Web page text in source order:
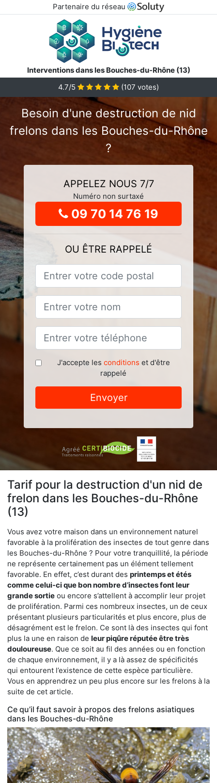
Partenaire du réseau
Interventions dans les Bouches-du-Rhône (13)
4.7/5 (107 votes)
Besoin d'une destruction de nid
frelons dans les Bouches-du-Rhône
?
APPELEZ NOUS 7/7
Numéro non surtaxé
09 70 14 76 19
OU ÊTRE RAPPELÉ
J'accepte les conditions et d'être
rappelé
Envoyer
Tarif pour la destruction d'un nid de
frelon dans les Bouches-du-Rhône
(13)
Vous avez votre maison dans un environnement naturel
favorable à la prolifération des insectes de tout genre dans
les Bouches-du-Rhône ? Pour votre tranquillité, la période
ne représente certainement pas un élément tellement
favorable. En effet, c’est durant des printemps et étés
comme celui-ci que bon nombre d’insectes font leur
grande sortie ou encore s’attellent à accomplir leur projet
de prolifération. Parmi ces nombreux insectes, un de ceux
présentant plusieurs particularités et plus encore, plus de
désagrément est le frelon. Ce sont là des insectes qui font
plus la une en raison de leur piqûre réputée être très
douloureuse. Que ce soit au fil des années ou en fonction
de chaque environnement, il y a là assez de spécificités
qui entourent l’existence de cette espèce particulière.
Vous en apprendrez un peu plus encore sur les frelons à la
suite de cet article.
Ce qu’il faut savoir à propos des frelons asiatiques
dans les Bouches-du-Rhône